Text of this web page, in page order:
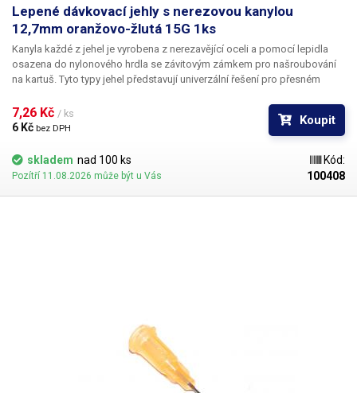
Lepené dávkovací jehly s nerezovou kanylou
12,7mm oranžovo-žlutá 15G 1ks
Kanyla každé z jehel je vyrobena z nerezavějící oceli a pomocí lepidla
osazena do nylonového hrdla se závitovým zámkem pro našroubování
na kartuš. Tyto typy jehel představují univerzální řešení pro přesném
silikony, epoxidy, lepidla... Každá z jehel je vybavena dvojitým závitem a
zámkovým systémem ke spolehlivému a rychlému uchycení
7,26 Kč / ks
6 Kč bez DPH
Koupit
skladem nad 100 ks
Pozítří 11.08.2026 může být u Vás
Kód:
100408